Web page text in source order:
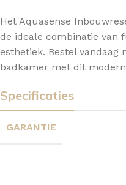
Het Aquasense
de ideale combinatie van
esthetiek. Bestel vandaag
badkamer met dit
Specificaties
GARANTIE